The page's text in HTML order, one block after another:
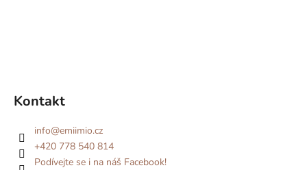
Kontakt
info@emiimio.cz
+420 778 540 814
Podívejte se i na náš Facebook!